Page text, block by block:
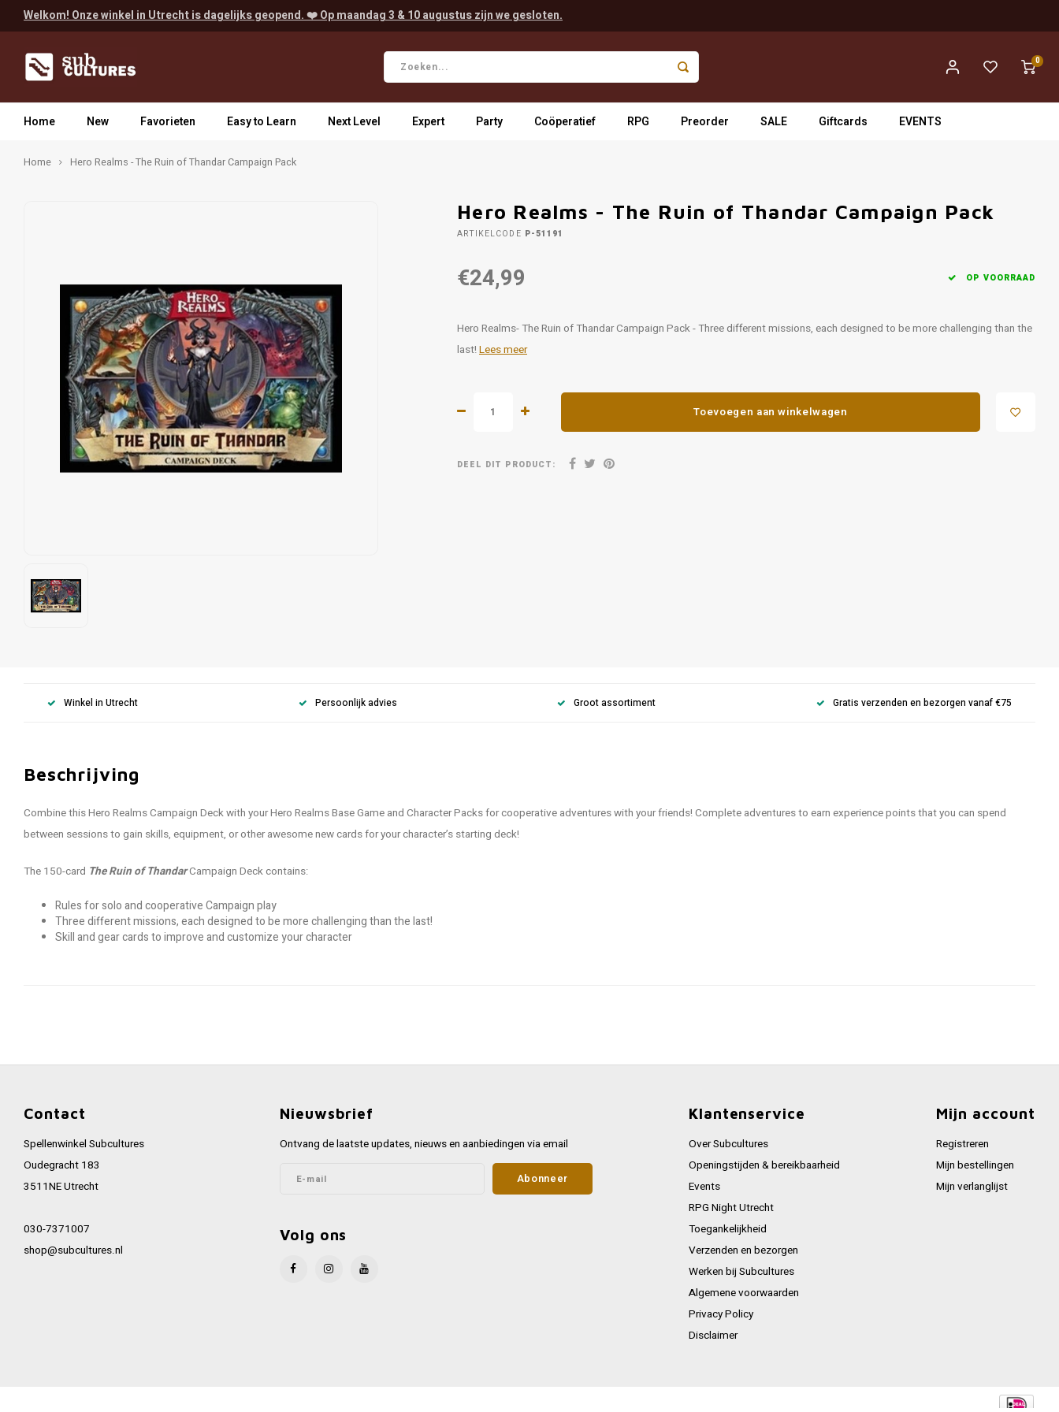
Welkom! Onze winkel in Utrecht is dagelijks geopend. ❤️ Op maandag 3 & 10 augustus zijn we gesloten.
0
Home New Favorieten Easy to Learn Next Level Expert Party Coöperatief RPG Preorder SALE Giftcards EVENTS
Home Hero Realms - The Ruin of Thandar Campaign Pack
Hero Realms - The Ruin of Thandar Campaign Pack
ARTIKELCODE P-51191
€24,99 OP VOORRAAD
Hero Realms- The Ruin of Thandar Campaign Pack - Three different missions, each designed to be more challenging than the
last!Lees meer
Toevoegen aan winkelwagen
DEEL DIT PRODUCT:
Winkel in Utrecht Persoonlijk advies Groot assortiment Gratis verzenden en bezorgen vanaf €75
Beschrijving
Combine this Hero Realms Campaign Deck with your Hero Realms Base Game and Character Packs for cooperative adventures with your friends! Complete adventures to earn experience points that you can spend
between sessions to gain skills, equipment, or other awesome new cards for your character’s starting deck!
The 150-card The Ruin of ThandarCampaign Deck contains:
Rules for solo and cooperative Campaign play
Three different missions, each designed to be more challenging than the last!
Skill and gear cards to improve and customize your character
Contact
Spellenwinkel Subcultures
Oudegracht 183
3511NE Utrecht
030-7371007
shop@subcultures.nl
Nieuwsbrief
Ontvang de laatste updates, nieuws en aanbiedingen via email
Abonneer
Volg ons
Klantenservice
Over Subcultures
Openingstijden & bereikbaarheid
Events
RPG Night Utrecht
Toegankelijkheid
Verzenden en bezorgen
Werken bij Subcultures
Algemene voorwaarden
Privacy Policy
Disclaimer
Mijn account
Registreren
Mijn bestellingen
Mijn verlanglijst